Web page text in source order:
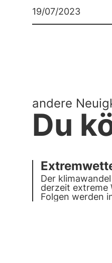
19/07/2023
andere
Du
Der
derzeit extreme
Folgen werden